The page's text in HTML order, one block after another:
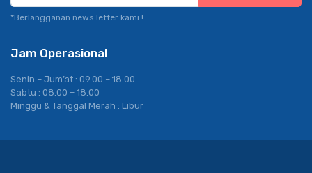
*Berlangganan news letter kami !.
Jam Operasional
Senin – Jum’at : 09.00 – 18.00
Sabtu : 08.00 – 18.00
Minggu & Tanggal Merah : Libur